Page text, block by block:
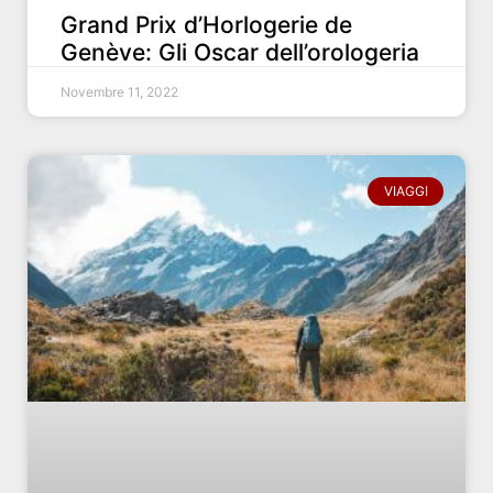
Grand Prix d’Horlogerie de
Genève: Gli Oscar dell’orologeria
Novembre 11, 2022
VIAGGI